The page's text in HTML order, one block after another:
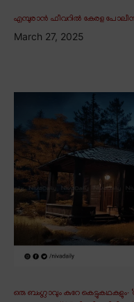
എമ്പുരാൻ ഫീവറിൽ കേരള
March 27, 2025
ഒരു ബംഗ്ലാവും കുറേ കെട്ടുകഥകളും∙